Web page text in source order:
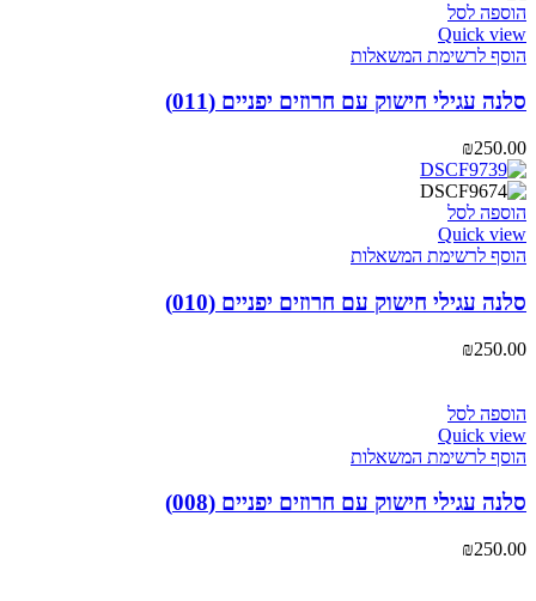
הוספה לסל
Quick view
הוסף לרשימת המשאלות
סלנה עגילי חישוק עם חרוזים יפניים (011)
₪250.00
הוספה לסל
Quick view
הוסף לרשימת המשאלות
סלנה עגילי חישוק עם חרוזים יפניים (010)
₪250.00
הוספה לסל
Quick view
הוסף לרשימת המשאלות
סלנה עגילי חישוק עם חרוזים יפניים (008)
₪250.00